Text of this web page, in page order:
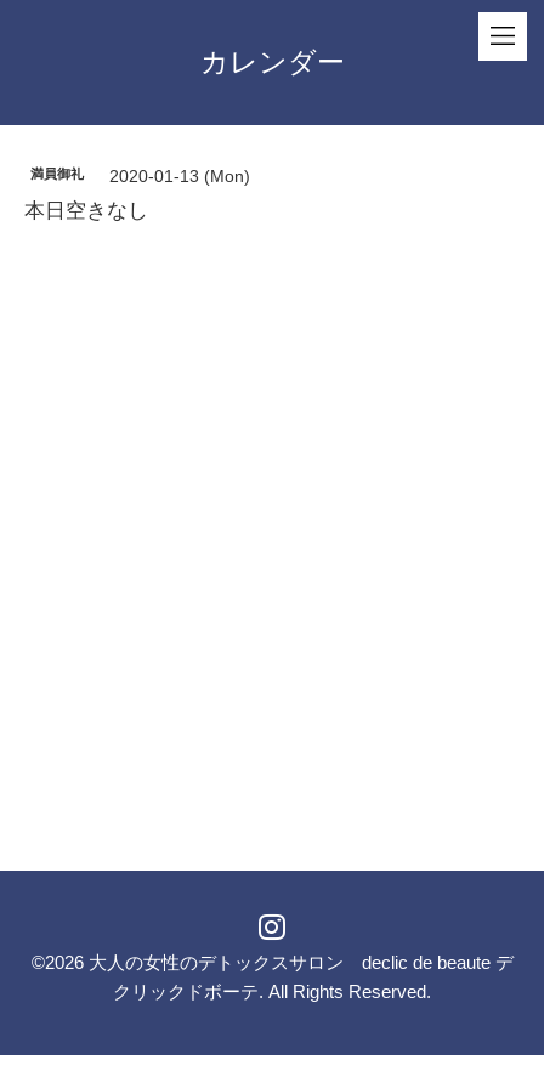
カレンダー
満員御礼 2020-01-13 (Mon)
本日空きなし
©2026 大人の女性のデトックスサロン declic de beaute デ
クリックドボーテ. All Rights Reserved.